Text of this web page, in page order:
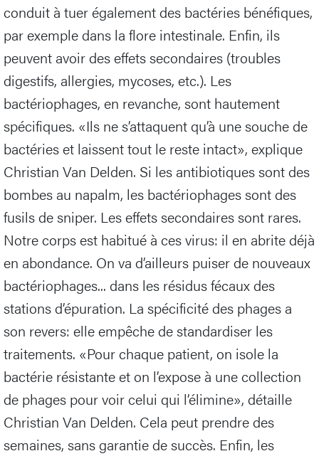
conduit à tuer également des bactéries bénéfiques,
par exemple dans la flore intestinale. Enfin, ils
peuvent avoir des effets secondaires (troubles
digestifs, allergies, mycoses, etc.). Les
bactériophages, en revanche, sont hautement
spécifiques. «Ils ne s’attaquent qu’à une souche de
bactéries et laissent tout le reste intact», explique
Christian Van Delden. Si les antibiotiques sont des
bombes au napalm, les bactériophages sont des
fusils de sniper. Les effets secondaires sont rares.
Notre corps est habitué à ces virus: il en abrite déjà
en abondance. On va d’ailleurs puiser de nouveaux
bactériophages... dans les résidus fécaux des
stations d’épuration. La spécificité des phages a
son revers: elle empêche de standardiser les
traitements. «Pour chaque patient, on isole la
bactérie résistante et on l’expose à une collection
de phages pour voir celui qui l’élimine», détaille
Christian Van Delden. Cela peut prendre des
semaines, sans garantie de succès. Enfin, les